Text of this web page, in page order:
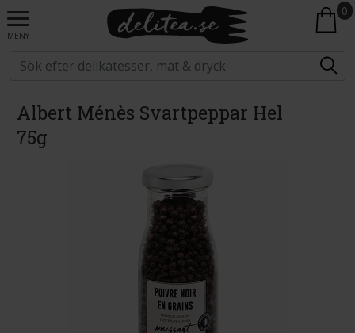
MENY
0
Albert Ménès Svartpeppar Hel
75g